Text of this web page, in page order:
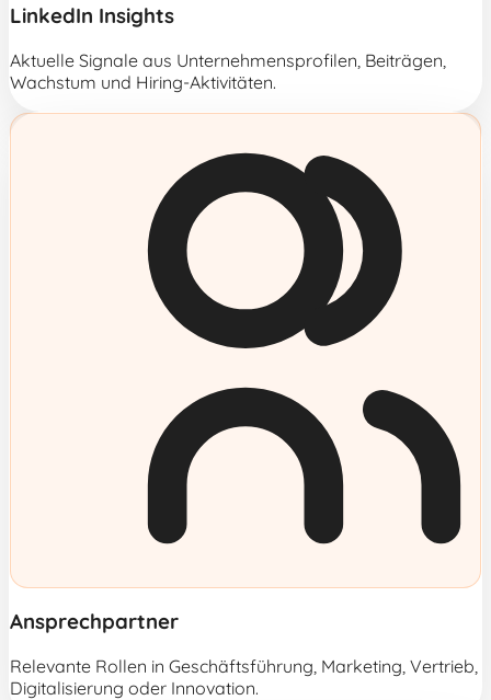
LinkedIn Insights
Aktuelle Signale aus Unternehmensprofilen, Beiträgen,
Wachstum und Hiring-Aktivitäten.
Ansprechpartner
Relevante Rollen in Geschäftsführung, Marketing, Vertrieb,
Digitalisierung oder Innovation.